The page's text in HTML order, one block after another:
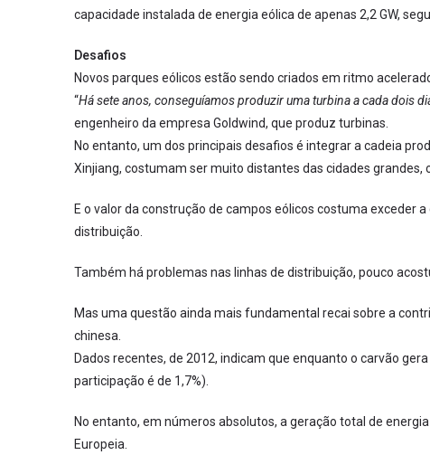
capacidade instalada de energia eólica de apenas 2,2 GW,
Desafios
Novos parques eólicos estão sendo criados em ritmo
“Há sete anos, conseguíamos produzir uma turbina a cada dois
engenheiro da empresa Goldwind, que produz turbinas.
No entanto, um dos principais desafios é integrar a cadeia
Xinjiang, costumam ser muito distantes das cidades grandes,
E o valor da construção de campos eólicos costuma exceder
distribuição.
Também há problemas nas linhas de distribuição, pouco
Mas uma questão ainda mais fundamental recai sobre a
chinesa.
Dados recentes, de 2012, indicam que enquanto o carvão
participação é de 1,7%).
No entanto, em números absolutos, a geração total de
Europeia.